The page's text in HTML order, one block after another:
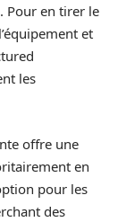
Pour en tirer le
et
les
offre une
en
pour les
des